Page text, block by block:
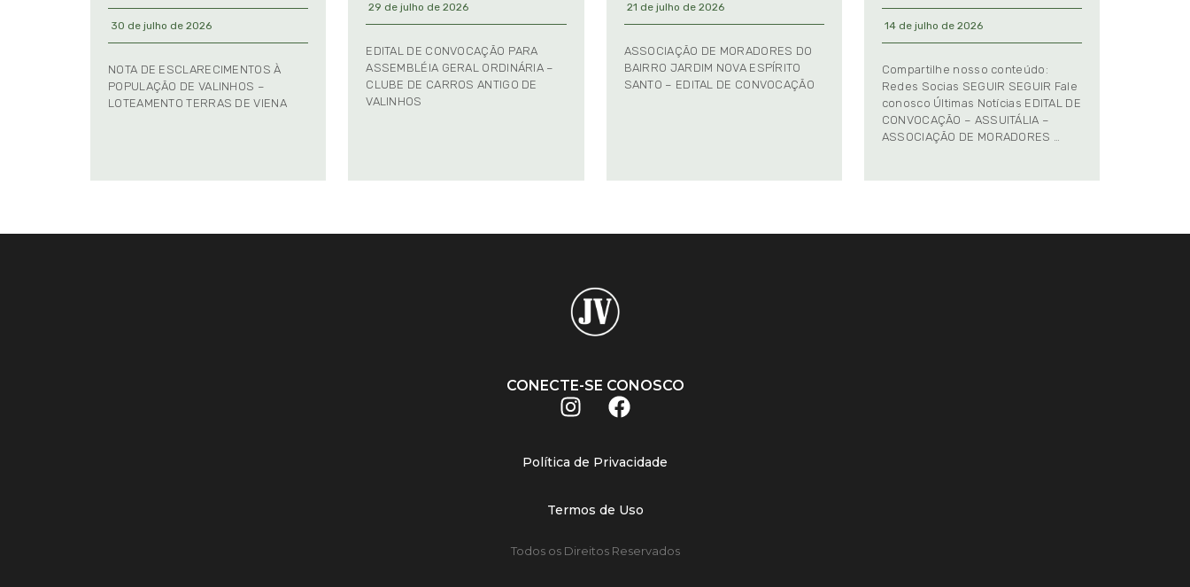
30 de julho de 2026
NOTA DE ESCLARECIMENTOS À
POPULAÇÃO DE VALINHOS –
LOTEAMENTO TERRAS DE VIENA
29 de julho de 2026
EDITAL DE CONVOCAÇÃO PARA
ASSEMBLÉIA GERAL ORDINÁRIA –
CLUBE DE CARROS ANTIGO DE
VALINHOS
21 de julho de 2026
ASSOCIAÇÃO DE MORADORES DO
BAIRRO JARDIM NOVA ESPÍRITO
SANTO – EDITAL DE CONVOCAÇÃO
14 de julho de 2026
Compartilhe nosso conteúdo:
Redes Socias SEGUIR SEGUIR Fale
conosco Últimas Notícias EDITAL DE
CONVOCAÇÃO – ASSUITÁLIA –
ASSOCIAÇÃO DE MORADORES …
CONECTE-SE CONOSCO
Política de Privacidade
Termos de Uso
Todos os Direitos Reservados